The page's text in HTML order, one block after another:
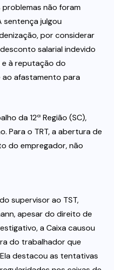
não foram
sentença julgou
por considerar
salarial indevido
à reputação do
afastamento para
da 12ª Região (SC),
Para o TRT, a abertura de
do empregador, não
supervisor ao TST,
apesar do direito de
a Caixa causou
do trabalhador que
destacou as tentativas